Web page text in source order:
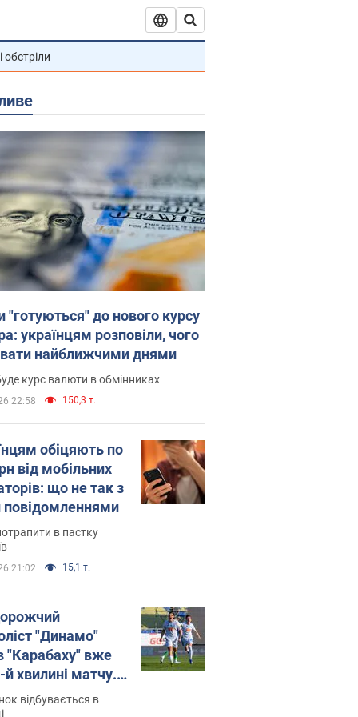
обстріли
"готуються" до нового курсу
українцям розповіли, чого
найближчими днями
курс валюти в обмінниках
22:58 150,3 т.
обіцяють по
від мобільних
що не так з
в пастку
21:02 15,1 т.
"Динамо"
"Карабаху" вже
й хвилині матчу.
відбувається в